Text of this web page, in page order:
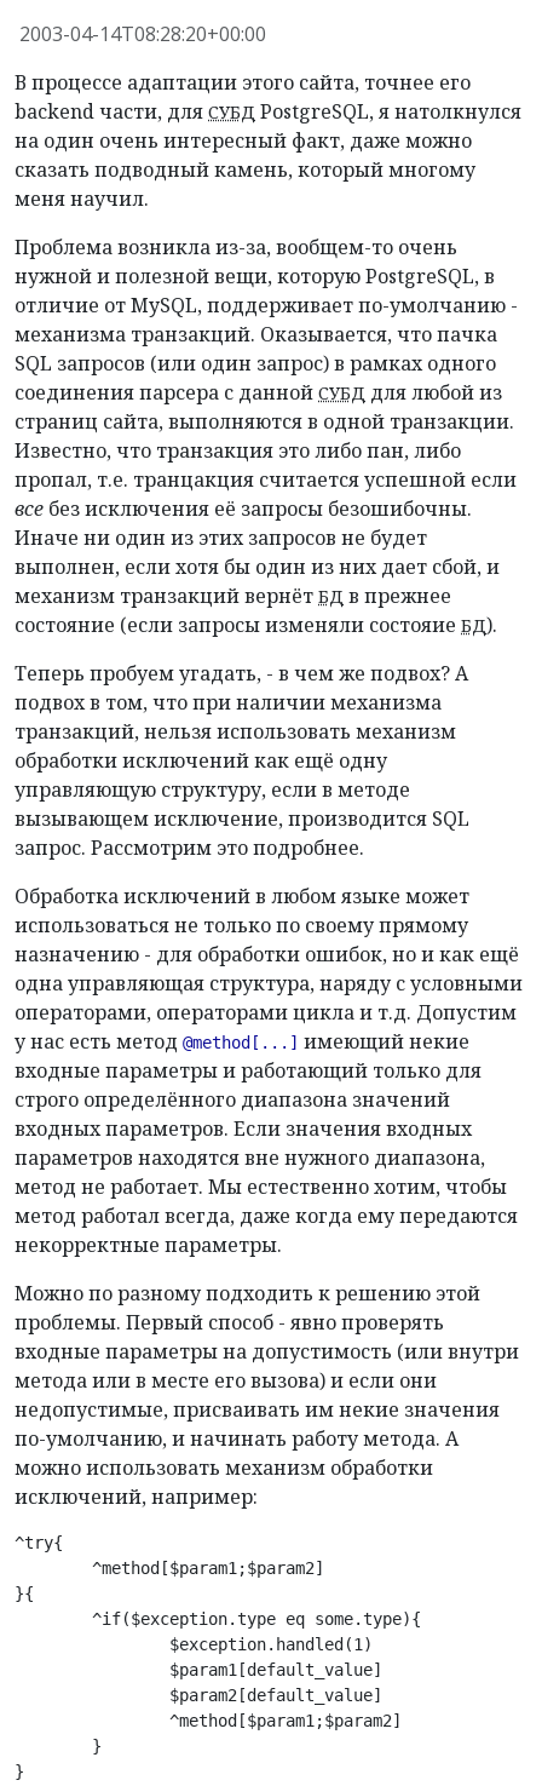
2003-04-14T08:28:20+00:00
В процессе адаптации этого сайта, точнее его
backend части, для СУБД PostgreSQL, я натолкнулся
на один очень интересный факт, даже можно
сказать подводный камень, который многому
меня научил.
Проблема возникла из-за, вообщем-то очень
нужной и полезной вещи, которую PostgreSQL, в
отличие от MySQL, поддерживает по-умолчанию -
механизма транзакций. Оказывается, что пачка
SQL запросов (или один запрос) в рамках одного
соединения парсера с данной СУБД для любой из
страниц сайта, выполняются в одной транзакции.
Известно, что транзакция это либо пан, либо
пропал, т.е. транцакция считается успешной если
все без исключения её запросы безошибочны.
Иначе ни один из этих запросов не будет
выполнен, если хотя бы один из них дает сбой, и
механизм транзакций вернёт БД в прежнее
состояние (если запросы изменяли состояие БД).
Теперь пробуем угадать, - в чем же подвох? А
подвох в том, что при наличии механизма
транзакций, нельзя использовать механизм
обработки исключений как ещё одну
управляющую структуру, если в методе
вызывающем исключение, производится SQL
запрос. Рассмотрим это подробнее.
Обработка исключений в любом языке может
использоваться не только по своему прямому
назначению - для обработки ошибок, но и как ещё
одна управляющая структура, наряду с условными
операторами, операторами цикла и т.д. Допустим
у нас есть метод @method[...] имеющий некие
входные параметры и работающий только для
строго определённого диапазона значений
входных параметров. Если значения входных
параметров находятся вне нужного диапазона,
метод не работает. Мы естественно хотим, чтобы
метод работал всегда, даже когда ему передаются
некорректные параметры.
Можно по разному подходить к решению этой
проблемы. Первый способ - явно проверять
входные параметры на допустимость (или внутри
метода или в месте его вызова) и если они
недопустимые, присваивать им некие значения
по-умолчанию, и начинать работу метода. А
можно использовать механизм обработки
исключений, например:
^try{
}{